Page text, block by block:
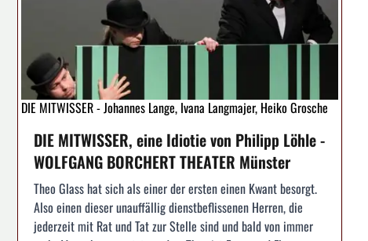
DIE MITWISSER - Johannes Lange, Ivana Langmajer, Heiko Grosche
DIE MITWISSER, eine Idiotie von Philipp Löhle -
WOLFGANG BORCHERT THEATER Münster
Theo Glass hat sich als einer der ersten einen Kwant besorgt.
Also einen dieser unauffällig dienstbeflissenen Herren, die
jederzeit mit Rat und Tat zur Stelle sind und bald von immer